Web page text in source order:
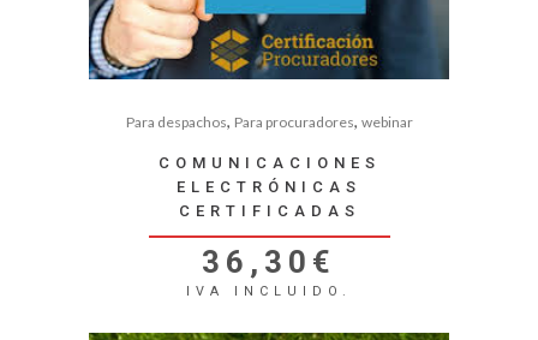
Para despachos, Para procuradores, webinar
COMUNICACIONES
ELECTRÓNICAS
CERTIFICADAS
36,30 €
IVA INCLUIDO.